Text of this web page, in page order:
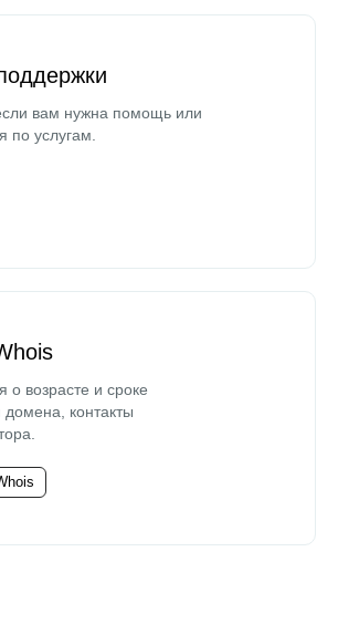
вам нужна помощь или
по услугам.
возрасте и сроке
домена, контакты